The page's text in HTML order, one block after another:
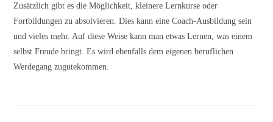
Zusätzlich gibt es die Möglichkeit, kleinereLernkurse oder
Fortbildungen zu absolvieren. Dies kann eineCoach-Ausbildung sein
und vieles mehr. Auf diese Weise kann man etwas Lernen, was einem
selbst Freude bringt. Es wird ebenfalls dem eigenen beruflichen
Werdegang zugutekommen.